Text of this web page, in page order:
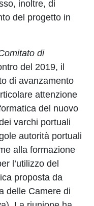
inoltre, di
del progetto in
di
del 2019, il
di avanzamento
attenzione
del nuovo
varchi portuali
autorità portuali
alla formazione
l’utilizzo del
proposta da
delle Camere di